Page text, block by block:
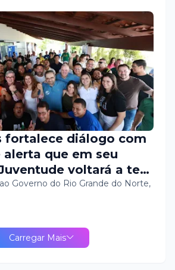
fortalece diálogo com
alerta que em seu
voltará a ter
de Verdade
Governo do Rio Grande do Norte,
Carregar Mais